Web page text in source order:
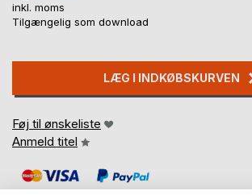
inkl. moms
Tilgængelig som download
LÆG I INDKØBSKURVEN
Føj til ønskeliste
Anmeld titel